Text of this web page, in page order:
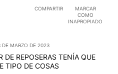
COMPARTIR
MARCAR
COMO
INAPROPIADO
DE MARZO DE 2023
DE REPOSERAS TENÍA QUE
TIPO DE COSAS